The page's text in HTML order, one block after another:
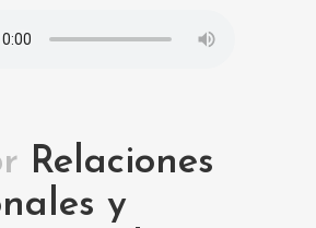
Relaciones
y